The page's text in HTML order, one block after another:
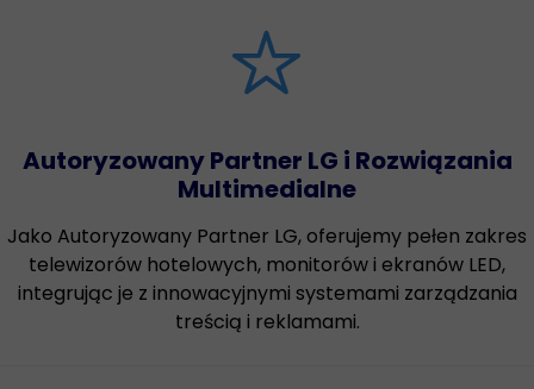
Jako Autoryzowany Partner LG, oferujemy pełen zakres
telewizorów hotelowych, monitorów i ekranów LED,
integrując je z innowacyjnymi systemami zarządzania
treścią i reklamami.
Autoryzowany Partner LG i Rozwiązania
Multimedialne